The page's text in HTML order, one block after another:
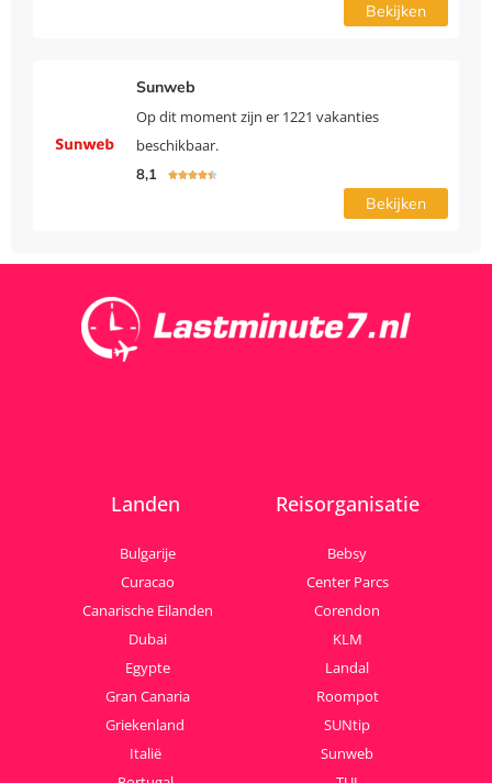
Bekijken
Sunweb
Op dit moment zijn er 1221 vakanties
beschikbaar.
8,1 
Bekijken
Landen
Bulgarije
Curacao
Canarische Eilanden
Dubai
Egypte
Gran Canaria
Griekenland
Italië
Reisorganisatie
Bebsy
Center Parcs
Corendon
KLM
Landal
Roompot
SUNtip
Sunweb